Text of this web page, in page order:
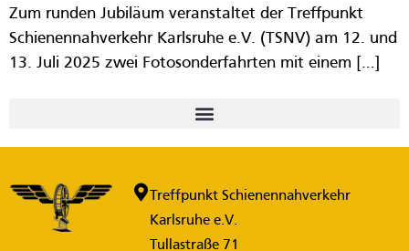
Zum runden Jubiläum veranstaltet der Treffpunkt
Schienennahverkehr Karlsruhe e.V. (TSNV) am 12. und
13. Juli 2025 zwei Fotosonderfahrten mit einem […]
Treffpunkt Schienennahverkehr
Karlsruhe e.V.
Tullastraße 71